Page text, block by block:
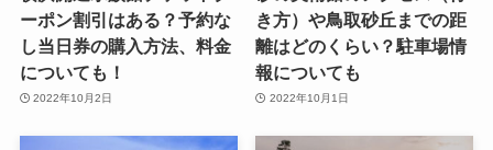
ーポン割引はある？予約な
し当日券の購入方法、料金
についても！
2022年10月2日
き方）や鳥取砂丘までの距
離はどのくらい？駐車場情
報についても
2022年10月1日